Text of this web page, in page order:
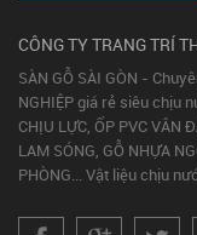
CÔNG TY TRANG TRÍ
SÀN GỖ SÀI GÒN -
NGHIỆP giá rẻ siêu chịu
CHỊU LỰC, ỐP PVC VÂN
LAM SÓNG, GỖ NHỰA
PHÒNG... Vật liệu chịu